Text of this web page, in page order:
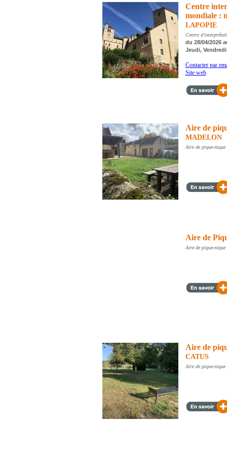
Centre
mondiale :
LAPOPIE
Centre
du 28/04/2026
Jeudi,
Contacter par
Site web
Aire de
MADELON
Aire de pique-nique
Aire de
Aire de pique-nique
Aire de
CATUS
Aire de pique-nique